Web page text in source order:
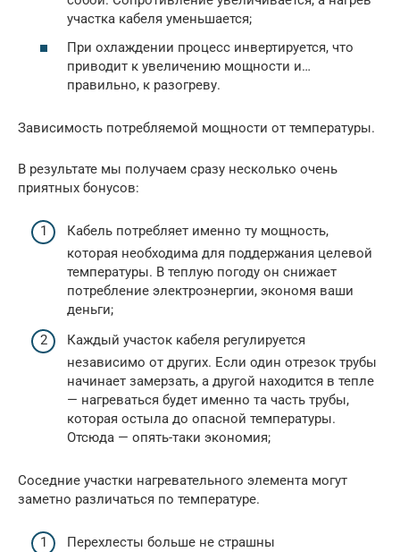
участка кабеля уменьшается;
При охлаждении процесс инвертируется, что
приводит к увеличению мощности и…
правильно, к разогреву.
Зависимость потребляемой мощности от температуры.
В результате мы получаем сразу несколько очень
приятных бонусов:
Кабель потребляет именно ту мощность,
которая необходима для поддержания целевой
температуры. В теплую погоду он снижает
потребление электроэнергии, экономя ваши
деньги;
Каждый участок кабеля регулируется
независимо от других. Если один отрезок трубы
начинает замерзать, а другой находится в тепле
— нагреваться будет именно та часть трубы,
которая остыла до опасной температуры.
Отсюда — опять-таки экономия;
Соседние участки нагревательного элемента могут
заметно различаться по температуре.
Перехлесты больше не страшны